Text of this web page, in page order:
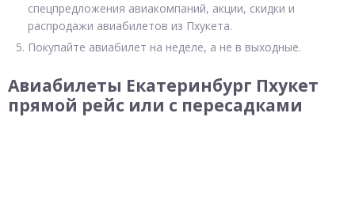
спецпредложения авиакомпаний, акции, скидки и
распродажи авиабилетов из Пхукета.
Покупайте авиабилет на неделе, а не в выходные.
Авиабилеты Екатеринбург Пхукет
прямой рейс или с пересадками